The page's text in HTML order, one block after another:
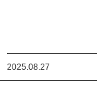
2025.08.27